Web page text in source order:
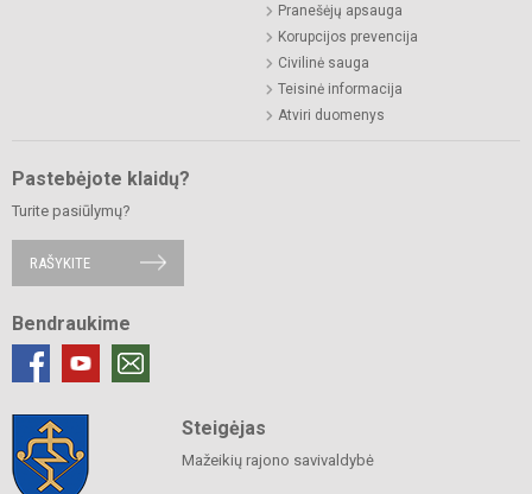
Pranešėjų apsauga
Korupcijos prevencija
Civilinė sauga
Teisinė informacija
Atviri duomenys
Pastebėjote klaidų?
Turite pasiūlymų?
RAŠYKITE
Bendraukime
Steigėjas
Mažeikių rajono savivaldybė